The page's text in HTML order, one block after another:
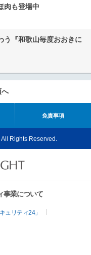
肉も登場中
う『和歌山毎度おおきに
へ
免責事項
Rights Reserved.
事業について
ュリティ24」